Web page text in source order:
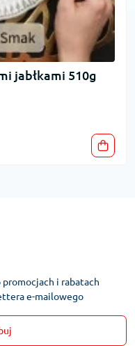
jabłkami 510g
i rabatach
e-mailowego